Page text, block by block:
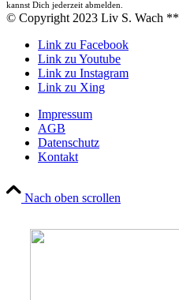
kannst Dich jederzeit abmelden.
© Copyright 2023 Liv S. Wach **
Link zu Facebook
Link zu Youtube
Link zu Instagram
Link zu Xing
Impressum
AGB
Datenschutz
Kontakt
Nach oben scrollen